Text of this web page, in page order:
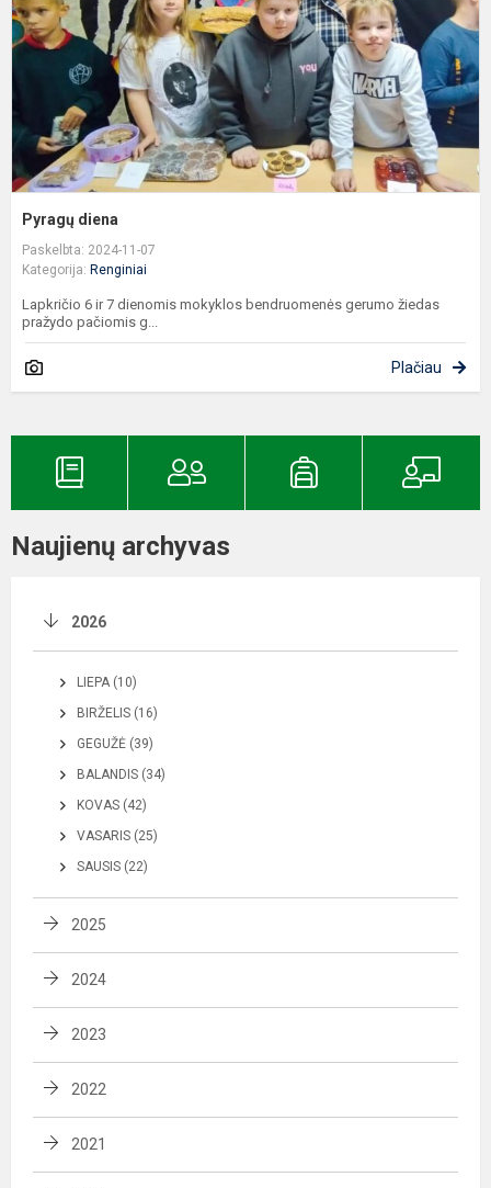
Pyragų diena
Paskelbta: 2024-11-07
Kategorija: Renginiai
Lapkričio 6 ir 7 dienomis mokyklos bendruomenės gerumo žiedas
pražydo pačiomis g...
Plačiau
Naujienų archyvas
2026
LIEPA (10)
BIRŽELIS (16)
GEGUŽĖ (39)
BALANDIS (34)
KOVAS (42)
VASARIS (25)
SAUSIS (22)
2025
2024
2023
2022
2021